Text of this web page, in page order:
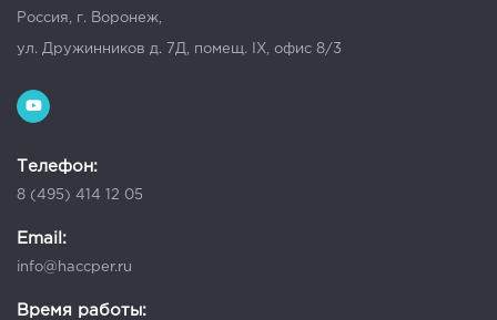
Россия, г. Воронеж,
ул. Дружинников д. 7Д, помещ. IX, офис 8/3
Телефон:
8 (495) 414 12 05
Email:
info@haccper.ru
Время работы: